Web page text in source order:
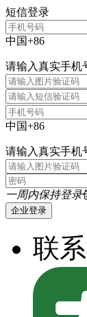
短信登录
中国+86
请输入真实手机
中国+86
请输入真实手机
一周内保持登录
企业登录
联